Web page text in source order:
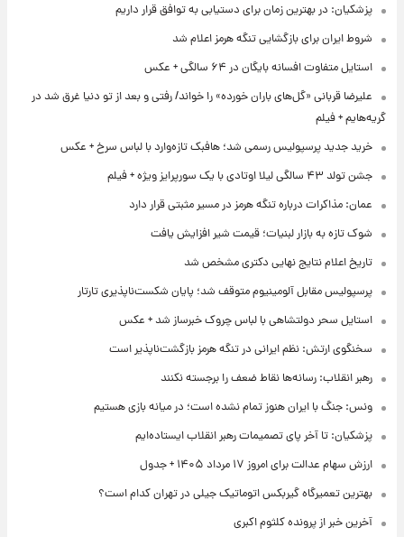
پزشکیان: در بهترین زمان برای دستیابی به توافق قرار داریم
شروط ایران برای بازگشایی تنگه هرمز اعلام شد
استایل متفاوت افسانه بایگان در ۶۴ سالگی + عکس
علیرضا قربانی «گل‌های باران خورده» را خواند/ رفتی و بعد از تو دنیا غرق شد در
گریه‌هایم + فیلم
خرید جدید پرسپولیس رسمی شد؛ هافبک تازه‌وارد با لباس سرخ + عکس
جشن تولد ۴۳ سالگی لیلا اوتادی با یک سورپرایز ویژه + فیلم
عمان: مذاکرات درباره تنگه هرمز در مسیر مثبتی قرار دارد
شوک تازه به بازار لبنیات؛ قیمت شیر افزایش یافت
تاریخ اعلام نتایج نهایی دکتری مشخص شد
پرسپولیس مقابل آلومینیوم متوقف شد؛ پایان شکست‌ناپذیری تارتار
استایل سحر دولتشاهی با لباس چروک خبرساز شد + عکس
سخنگوی ارتش: نظم ایرانی در تنگه هرمز بازگشت‌ناپذیر است
رهبر انقلاب: رسانه‌ها نقاط ضعف را برجسته نکنند
ونس: جنگ با ایران هنوز تمام نشده است؛ در میانه بازی هستیم
پزشکیان: تا آخر پای تصمیمات رهبر انقلاب ایستاده‌ایم
ارزش سهام عدالت برای امروز ۱۷ مرداد ۱۴۰۵ + جدول
بهترین تعمیرگاه گیربکس اتوماتیک جیلی در تهران کدام است؟
آخرین خبر از پرونده کلثوم اکبری